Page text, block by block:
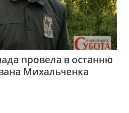
провела в останню
Михальченка